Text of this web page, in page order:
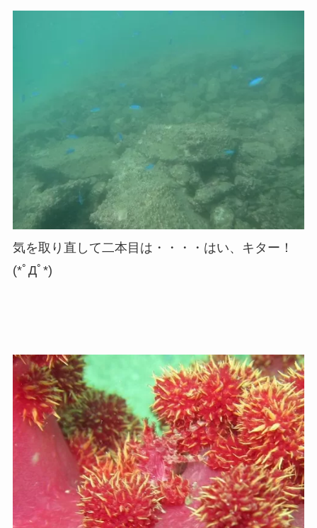
気を取り直して二本目は・・・・はい、キター！
(*ﾟДﾟ*)